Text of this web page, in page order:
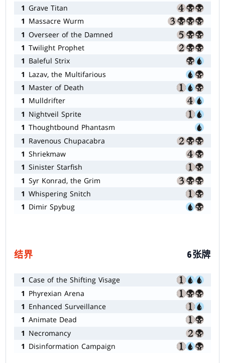
1 Grave Titan
1 Massacre Wurm
1 Overseer of the Damned
1 Twilight Prophet
1 Baleful Strix
1 Lazav, the Multifarious
1 Master of Death
1 Mulldrifter
1 Nightveil Sprite
1 Thoughtbound Phantasm
1 Ravenous Chupacabra
1 Shriekmaw
1 Sinister Starfish
1 Syr Konrad, the Grim
1 Whispering Snitch
1 Dimir Spybug
结界 6张牌
1 Case of the Shifting Visage
1 Phyrexian Arena
1 Enhanced Surveillance
1 Animate Dead
1 Necromancy
1 Disinformation Campaign